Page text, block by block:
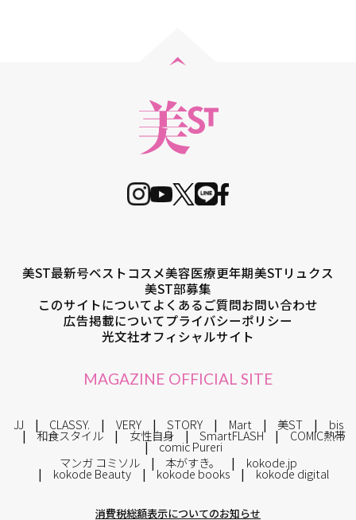
美ST最新号ベストコスメ美容医療更年期美STリュクス
美ST部募集
このサイトについてよくあるご質問お問い合わせ
広告掲載についてプライバシーポリシー
光文社オフィシャルサイト
MAGAZINE OFFICIAL SITE
JJ CLASSY. VERY STORY Mart 美ST bis
和食スタイル 女性自身 SmartFLASH COMIC熱帯
comic Pureri
マンガ コミソル
本がすき。 kokode.jp
kokode Beauty kokode books kokode digital
消費税総額表示についてのお知らせ